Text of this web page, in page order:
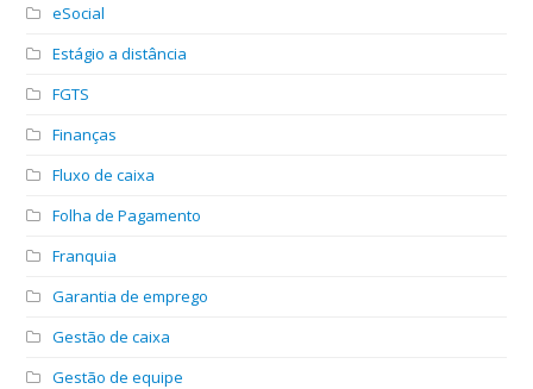
eSocial
Estágio a distância
FGTS
Finanças
Fluxo de caixa
Folha de Pagamento
Franquia
Garantia de emprego
Gestão de caixa
Gestão de equipe